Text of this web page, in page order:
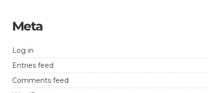
Meta
Log in
Entries feed
Comments feed